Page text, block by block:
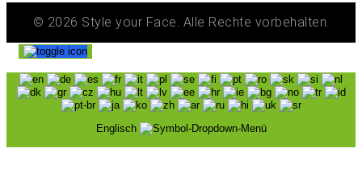
© 2026 Style your Face. Alle Rechte vorbehalten.
Englisch